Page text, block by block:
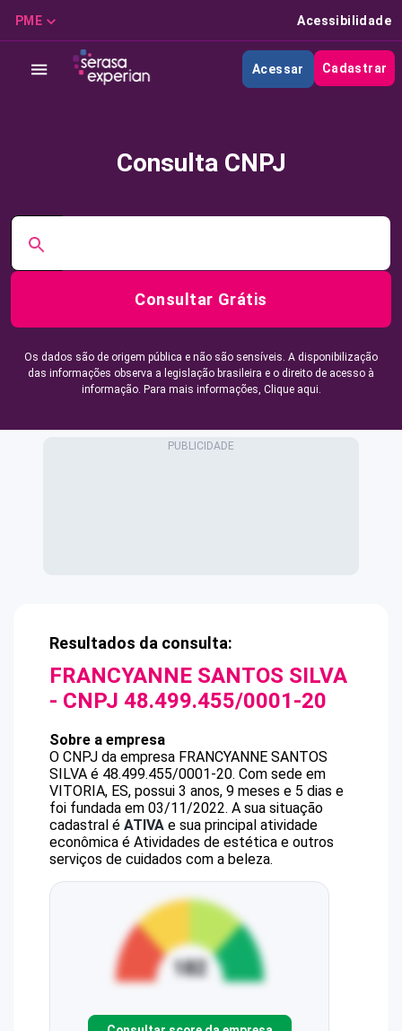
PME Acessibilidade
Acessar Cadastrar
Consulta CNPJ
Consultar Grátis
Os dados são de origem pública e não são sensíveis. A disponibilização
das informações observa a legislação brasileira e o direito de acesso à
informação. Para mais informações, Clique aqui.
Resultados da consulta:
FRANCYANNE SANTOS SILVA
- CNPJ 48.499.455/0001-20
Sobre a empresa
O CNPJ da empresa FRANCYANNE SANTOS
SILVA é 48.499.455/0001-20. Com sede em
VITORIA, ES, possui 3 anos, 9 meses e 5 dias e
foi fundada em 03/11/2022. A sua situação
cadastral é ATIVA e sua principal atividade
econômica é Atividades de estética e outros
serviços de cuidados com a beleza.